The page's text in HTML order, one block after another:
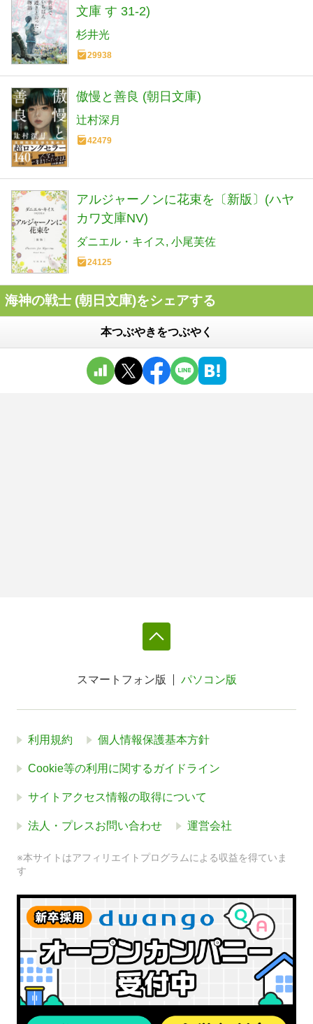
文庫 す 31-2)
杉井光
29938
傲慢と善良 (朝日文庫)
辻村深月
42479
アルジャーノンに花束を〔新版〕(ハヤ
カワ文庫NV)
ダニエル・キイス 小尾芙佐
24125
海神の戦士 (朝日文庫)をシェアする
本つぶやきをつぶやく
スマートフォン版 パソコン版
利用規約 個人情報保護基本方針
Cookie等の利用に関するガイドライン
サイトアクセス情報の取得について
法人・プレスお問い合わせ 運営会社
※本サイトはアフィリエイトプログラムによる収益を得ていま
す